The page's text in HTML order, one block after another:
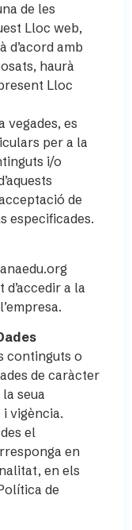
de les
Lloc web,
d’acord amb
haurà
Lloc
vegades, es
per a la
i/o
de
especificades.
a la
continguts o
de caràcter
seua
vigència.
el
en
en els
de